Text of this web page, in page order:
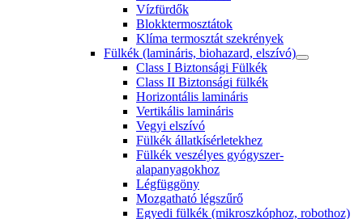
Vízfürdők
Blokktermosztátok
Klíma termosztát szekrények
Fülkék (lamináris, biohazard, elszívó)
Class I Biztonsági Fülkék
Class II Biztonsági fülkék
Horizontális lamináris
Vertikális lamináris
Vegyi elszívó
Fülkék állatkísérletekhez
Fülkék veszélyes gyógyszer-
alapanyagokhoz
Légfüggöny
Mozgatható légszűrő
Egyedi fülkék (mikroszkóphoz, robothoz)